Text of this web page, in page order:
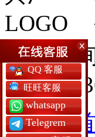
QQ 客服
旺旺客服
whatsapp
Telegrem
全球咨
+86
网站